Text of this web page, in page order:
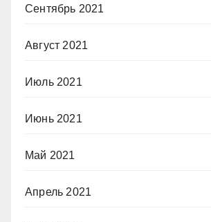
Сентябрь 2021
Август 2021
Июль 2021
Июнь 2021
Май 2021
Апрель 2021